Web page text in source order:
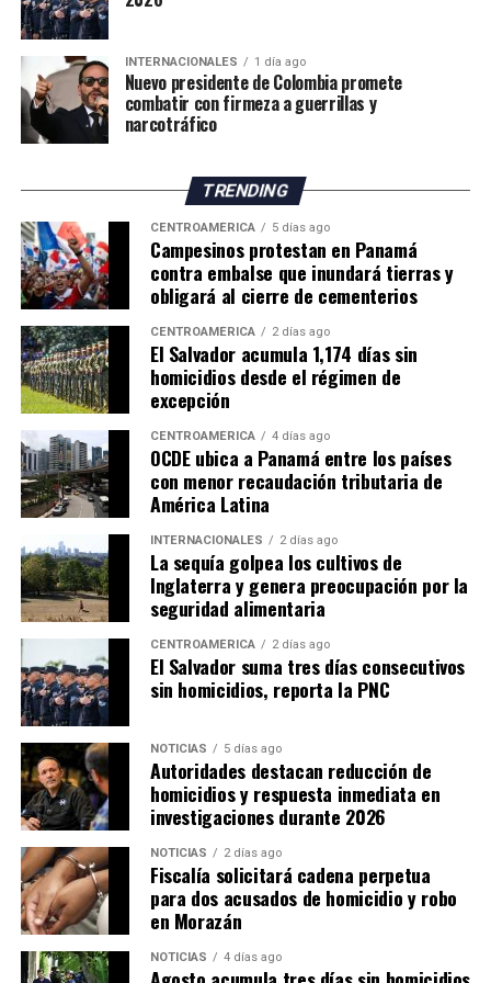
climáticas. Sin embargo, considera que los productores
deberán adaptar sus métodos de trabajo y buscar nuevas
oportunidades para mantener la actividad frente al
cambio climático.
El impacto de la sequía pone de manifiesto los desafíos
que enfrenta la agricultura británica, tanto por la
reducción de los rendimientos como por los posibles
efectos sobre los precios y el suministro de productos
agrícolas en los próximos meses.
INTERNACIONALES 1 día ago
Nuevo presidente de Colombia promete
combatir con firmeza a guerrillas y
narcotráfico
TRENDING
CENTROAMÉRICA 5 días ago
Campesinos protestan en Panamá
contra embalse que inundará tierras y
obligará al cierre de cementerios
CENTROAMÉRICA 2 días ago
El Salvador acumula 1,174 días sin
homicidios desde el régimen de
excepción
CENTROAMÉRICA 4 días ago
OCDE ubica a Panamá entre los países
con menor recaudación tributaria de
América Latina
INTERNACIONALES 2 días ago
La sequía golpea los cultivos de
Inglaterra y genera preocupación por la
seguridad alimentaria
CENTROAMÉRICA 2 días ago
El Salvador suma tres días consecutivos
sin homicidios, reporta la PNC
NOTICIAS 5 días ago
Autoridades destacan reducción de
homicidios y respuesta inmediata en
investigaciones durante 2026
NOTICIAS 2 días ago
Fiscalía solicitará cadena perpetua
para dos acusados de homicidio y robo
en Morazán
NOTICIAS 4 días ago